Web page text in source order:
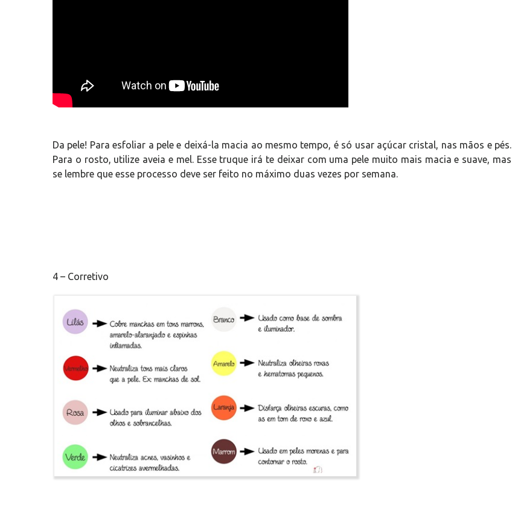
Da pele! Para esfoliar a pele e deixá-la macia ao mesmo tempo, é só usar açúcar cristal, nas mãos e pés.
Para o rosto, utilize aveia e mel. Esse truque irá te deixar com uma pele muito mais macia e suave, mas
se lembre que esse processo deve ser feito no máximo duas vezes por semana.
4 – Corretivo